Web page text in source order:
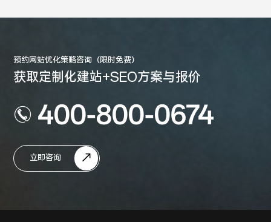
预约网站优化策略咨询（限时免费）
获取定制化建站+SEO方案与报价
400-800-0674
立即咨询